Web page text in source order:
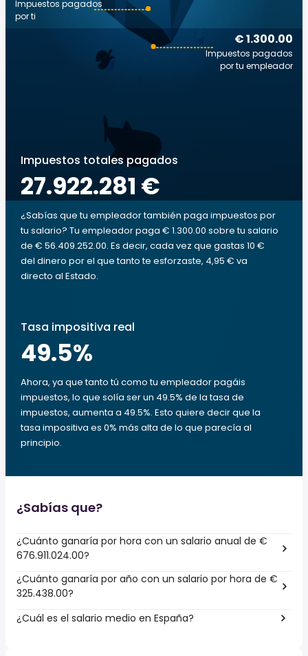
€ 1.300.00
Impuestos pagados
por tu empleador
Impuestos pagados
por ti
Impuestos totales pagados
27.922.281 €
¿Sabías que tu empleador también paga impuestos por
tu salario? Tu empleador paga € 1.300.00 sobre tu salario
de € 56.409.252.00. Es decir, cada vez que gastas 10 €
del dinero por el que tanto te esforzaste, 4,95 € va
directo al Estado.
Tasa impositiva real
49.5%
Ahora, ya que tanto tú como tu empleador pagáis
impuestos, lo que solía ser un 49.5% de la tasa de
impuestos, aumenta a 49.5%. Esto quiere decir que la
tasa impositiva es 0% más alta de lo que parecía al
principio.
¿Sabías que?
¿Cuánto ganaría por hora con un salario anual de €
676.911.024.00?
¿Cuánto ganaría por año con un salario por hora de €
325.438.00?
¿Cuál es el salario medio en España?